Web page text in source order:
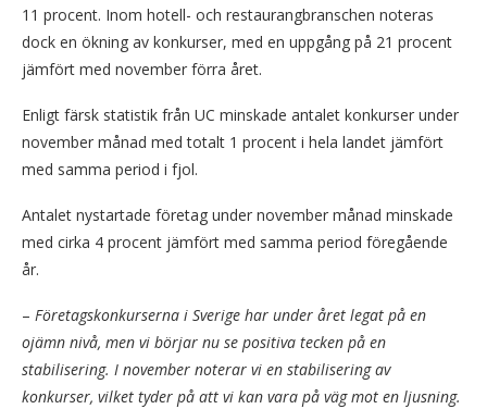
11 procent. Inom hotell- och restaurangbranschen noteras
dock en ökning av konkurser, med en uppgång på 21 procent
jämfört med november förra året.
Enligt färsk statistik från UC minskade antalet konkurser under
november månad med totalt 1 procent i hela landet jämfört
med samma period i fjol.
Antalet nystartade företag under november månad minskade
med cirka 4 procent jämfört med samma period föregående
år.
– Företagskonkurserna i Sverige har under året legat på en
ojämn nivå, men vi börjar nu se positiva tecken på en
stabilisering. I november noterar vi en stabilisering av
konkurser, vilket tyder på att vi kan vara på väg mot en ljusning.